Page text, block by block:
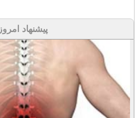
پیشنهاد امروز